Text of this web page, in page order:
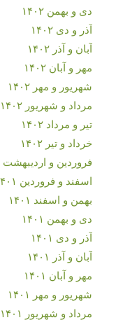
دی و بهمن ۱۴۰۲
آذر و دی ۱۴۰۲
آبان و آذر ۱۴۰۲
مهر و آبان ۱۴۰۲
شهریور و مهر ۱۴۰۲
مرداد و شهریور ۱۴۰۲
تیر و مرداد ۱۴۰۲
خرداد و تیر ۱۴۰۲
فروردین و اردیبهشت ۱۴۰۲
اسفند و فروردین ۱۴۰۱
بهمن و اسفند ۱۴۰۱
دی و بهمن ۱۴۰۱
آذر و دی ۱۴۰۱
آبان و آذر ۱۴۰۱
مهر و آبان ۱۴۰۱
شهریور و مهر ۱۴۰۱
مرداد و شهریور ۱۴۰۱